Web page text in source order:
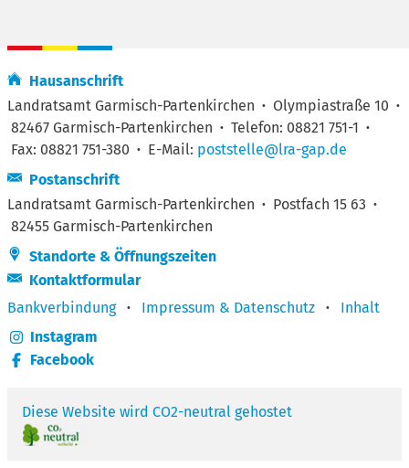
Hausanschrift
Landratsamt Garmisch-Partenkirchen · Olympiastraße 10 ·
82467 Garmisch-Partenkirchen · Telefon: 08821 751-1 ·
Fax: 08821 751-380 · E-Mail: poststelle@lra-gap.de
Postanschrift
Landratsamt Garmisch-Partenkirchen · Postfach 15 63 ·
82455 Garmisch-Partenkirchen
Standorte & Öffnungszeiten
Kontaktformular
Bankverbindung
· Impressum & Datenschutz ·
Inhalt
Instagram
Facebook
Diese Website wird CO2-neutral gehostet